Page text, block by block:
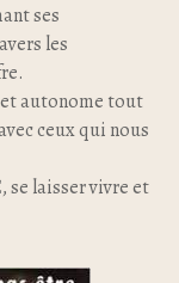
ses
les
et autonome tout
ceux qui nous
se laisser vivre et